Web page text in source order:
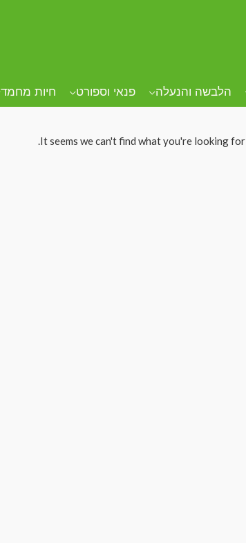
הלבשה והנעלה פנאי וספורט חיות מחמד
It seems we can't find what you're looking for.